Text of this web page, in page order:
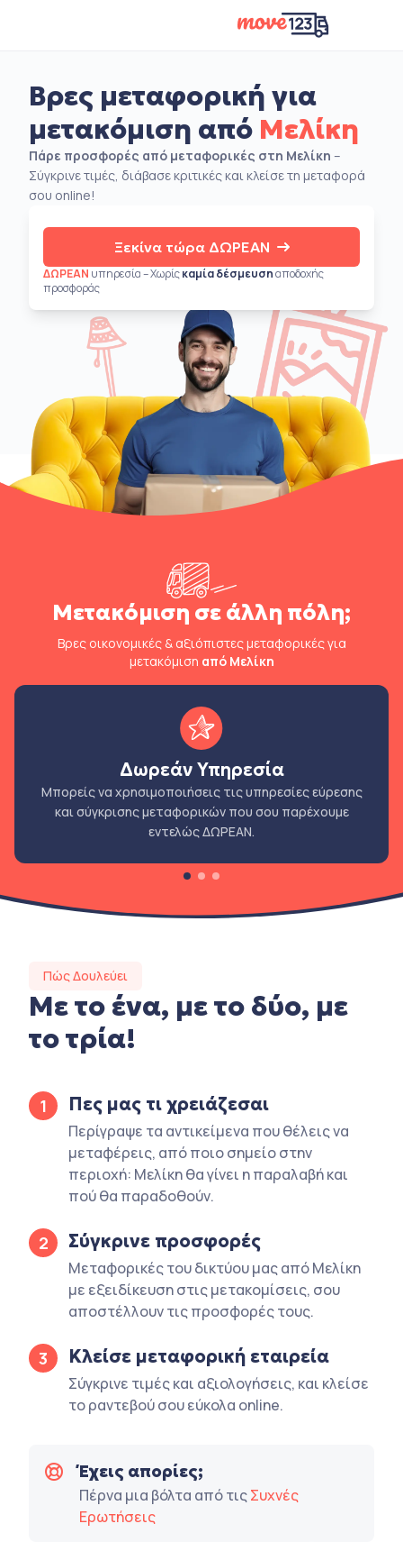
Βρες μεταφορική για
μετακόμιση από Μελίκη
Πάρε προσφορές από μεταφορικές στη Μελίκη –
Σύγκρινε τιμές, διάβασε κριτικές και κλείσε τη μεταφορά
σου online!
Ξεκίνα τώρα ΔΩΡΕΑΝ
ΔΩΡΕΑΝ υπηρεσία – Χωρίςκαμία δέσμευσηαποδοχής
προσφοράς
Μετακόμιση σε άλλη πόλη;
Βρες οικονομικές & αξιόπιστες μεταφορικές για
μετακόμιση από Μελίκη
Δωρεάν Υπηρεσία
Μπορείς να χρησιμοποιήσεις τις υπηρεσίες εύρεσης
και σύγκρισης μεταφορικών που σου παρέχουμε
εντελώς ΔΩΡΕΑΝ.
Πώς Δουλεύει
Με το ένα, με το δύο, με
το τρία!
1 Πες μας τι χρειάζεσαι
Περίγραψε τα αντικείμενα που θέλεις να
μεταφέρεις, από ποιο σημείο στην
περιοχή: Μελίκη θα γίνει η παραλαβή και
πού θα παραδοθούν.
2 Σύγκρινε προσφορές
Μεταφορικές του δικτύου μας από Μελίκη
με εξειδίκευση στις μετακομίσεις, σου
αποστέλλουν τις προσφορές τους.
3 Κλείσε μεταφορική εταιρεία
Σύγκρινε τιμές και αξιολογήσεις, και κλείσε
το ραντεβού σου εύκολα online.
Έχεις απορίες;
Πέρνα μια βόλτα από τιςΣυχνές
Ερωτήσεις